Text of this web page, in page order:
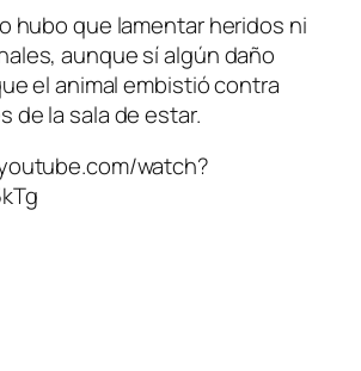
hubo que lamentar heridos ni
aunque sí algún daño
el animal embistió contra
de la sala de estar.
watch?